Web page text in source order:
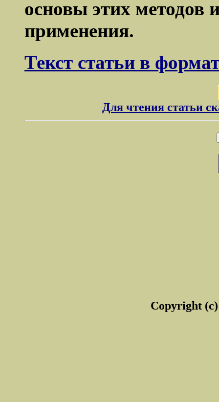
основы этих методов
применения.
Текст статьи в
Для чтения статьи
Copyright